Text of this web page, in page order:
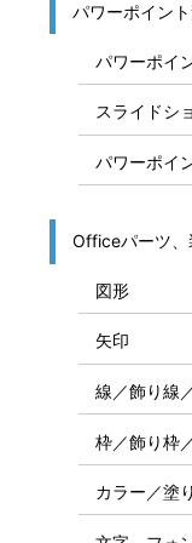
パワーポイン
パワーポイ
スライドシ
パワーポイ
Officeパーツ、
図形
矢印
線／飾り線
枠／飾り枠
カラー／塗